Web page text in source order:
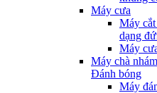
Máy cưa
Máy cắt
dạng
Máy
Máy chà
Đánh bóng
Máy